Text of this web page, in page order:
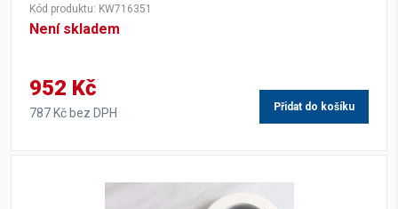
Kód produktu: KW716351
Není skladem
952 Kč
787 Kč bez DPH Přidat do košíku